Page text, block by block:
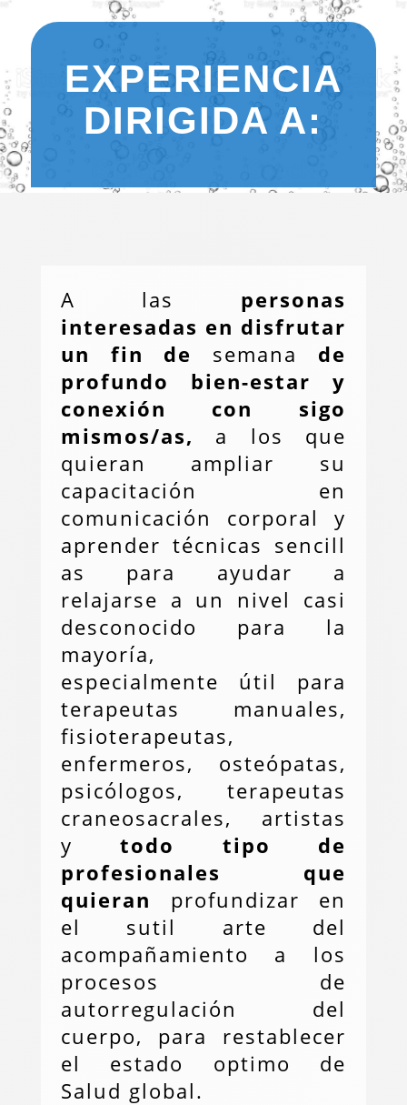
EXPERIENCIA
DIRIGIDA A:
A las personas
interesadas en disfrutar
un fin de semana
de
profundo bien-estar y
conexión con sigo
mismos/as, a los que
quieran ampliar su
capacitación en
comunicación corporal y
aprender técnicas sencill
as para ayudar a
relajarse a un nivel casi
desconocido para la
mayoría,
especialmente útil para
terapeutas manuales,
fisioterapeutas,
enfermeros, osteópatas,
psicólogos, terapeutas
craneosacrales, artistas
ytodo tipo de
profesionales que
quieran profundizar
en
el sutil arte del
acompañamiento a los
procesos de
autorregulación del
cuerpo, para restablecer
el estado optimo de
Salud global.